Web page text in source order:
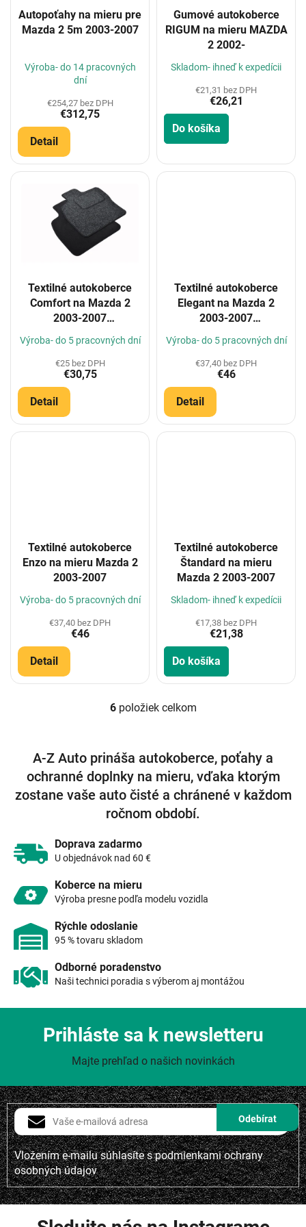
Autopoťahy na mieru pre
Mazda 2 5m 2003-2007
Výroba- do 14 pracovných
dní
€254,27 bez DPH
€312,75
Detail
Gumové autokoberce
RIGUM na mieru MAZDA
2 2002-
Skladom- ihneď k expedícii
€21,31 bez DPH
€26,21
Do košíka
Textilné autokoberce
Comfort na Mazda 2
2003-2007
Výroba- do 5 pracovných dní
€25 bez DPH
€30,75
Detail
Textilné autokoberce
Elegant na Mazda 2
2003-2007
Výroba- do 5 pracovných dní
€37,40 bez DPH
€46
Detail
Textilné autokoberce
Enzo na mieru Mazda 2
2003-2007
Výroba- do 5 pracovných dní
€37,40 bez DPH
€46
Detail
Textilné autokoberce
Štandard na mieru
Mazda 2 2003-2007
Skladom- ihneď k expedícii
€17,38 bez DPH
€21,38
Do košíka
O
á
d
a
c
e
v
6položiek celkom
A-Z Auto prináša autokoberce, poťahy a
ochranné doplnky na mieru, vďaka ktorým
zostane vaše auto čisté a chránené v každom
ročnom období.
Doprava zadarmo
U objednávok nad 60 €
Koberce na mieru
Výroba presne podľa modelu vozidla
Rýchle odoslanie
95 % tovaru skladom
Odborné poradenstvo
Naši technici poradia s výberom aj montážou
Vložením e-mailu súhlasíte spodmienkami ochrany
osobných údajov
Prihláste sa k newsletteru
Majte prehľad o našich novinkách